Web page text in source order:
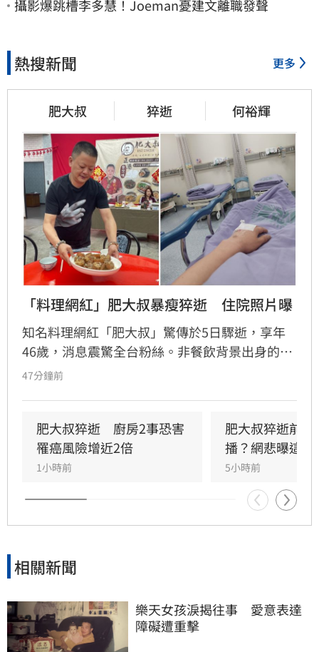
攝影爆跳槽李多慧！Joeman憂建文離職發聲
熱搜新聞 更多
肥大叔 猝逝 何裕輝
「料理網紅」肥大叔暴瘦猝逝　住院照片曝
知名料理網紅「肥大叔」驚傳於5日驟逝，享年
46歲，消息震驚全台粉絲。非餐飲背景出身的
他，憑藉親切教學與拚勁，將直播事業經營得有
陷，狀態顯得相當疲憊。肥大叔自2021年起頻傳
健康警訊，雖曾於2022年住院開刀，但出院後仍
堅持返回工作崗位，直到最後一刻仍心繫直播。
對於肥大叔的確切死因，家屬目前尚未對外說
明。
47分鐘前
肥大叔猝逝　廚房2事恐害
罹癌風險增近2倍
1小時前
肥大叔猝逝前
播？網悲曝這原
5小時前
相關新聞
樂天女孩淚揭往事　愛意表達
障礙遭重擊